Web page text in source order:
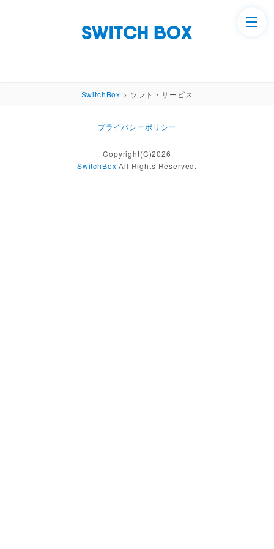
SwitchBox > ソフト・サービス
プライバシーポリシー
Copyright(C)2026
SwitchBox All Rights Reserved.